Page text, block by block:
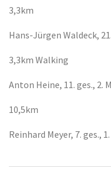
3,3km
Hans-Jürgen Waldeck,
3,3km Walking
Anton Heine, 11. ges., 2.
10,5km
Reinhard Meyer, 7. ges.,